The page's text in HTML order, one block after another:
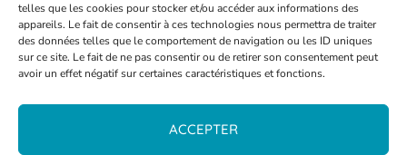
telles que les cookies pour stocker et/ou accéder aux informations des
appareils. Le fait de consentir à ces technologies nous permettra de traiter
des données telles que le comportement de navigation ou les ID uniques
sur ce site. Le fait de ne pas consentir ou de retirer son consentement peut
avoir un effet négatif sur certaines caractéristiques et fonctions.
ACCEPTER